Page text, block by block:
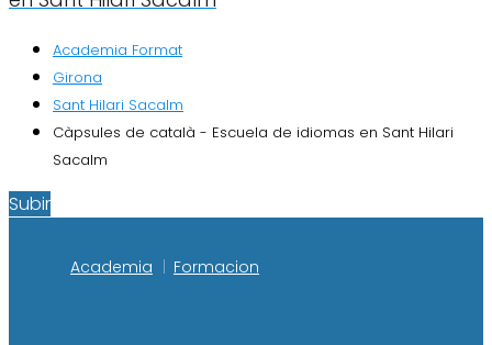
Academia Format
Girona
Sant Hilari Sacalm
Càpsules de català - Escuela de idiomas en Sant Hilari
Sacalm
Subir
Academia Formacion